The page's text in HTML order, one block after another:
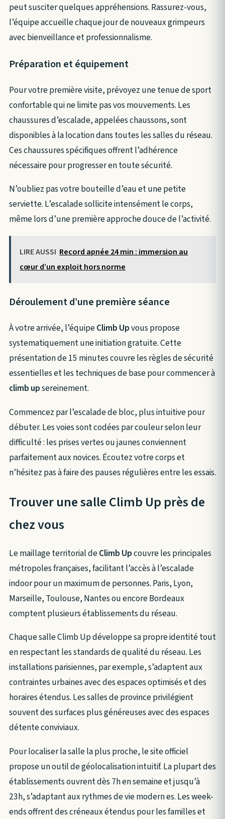
peut susciter quelques appréhensions. Rassurez-vous,
l’équipe accueille chaque jour de nouveaux grimpeurs
avec bienveillance et professionnalisme.
Préparation et équipement
Pour votre première visite, prévoyez une tenue de sport
confortable qui ne limite pas vos mouvements. Les
chaussures d’escalade, appelées chaussons, sont
disponibles à la location dans toutes les salles du réseau.
Ces chaussures spécifiques offrent l’adhérence
nécessaire pour progresser en toute sécurité.
N’oubliez pas votre bouteille d’eau et une petite
serviette. L’escalade sollicite intensément le corps,
même lors d’une première approche douce de l’activité.
LIRE AUSSI Record apnée 24 min : immersion au
cœur d’un exploit hors norme
Déroulement d’une première séance
À votre arrivée, l’équipeClimb Upvous propose
systematiquement une initiation gratuite. Cette
présentation de 15 minutes couvre les règles de sécurité
essentielles et les techniques de base pour commencer à
climb upsereinement.
Commencez par l’escalade de bloc, plus intuitive pour
débuter. Les voies sont codées par couleur selon leur
difficulté : les prises vertes ou jaunes conviennent
parfaitement aux novices. Écoutez votre corps et
n’hésitez pas à faire des pauses régulières entre les essais.
Trouver une salle Climb Up près de
chez vous
Le maillage territorial deClimb Upcouvre les principales
métropoles françaises, facilitant l’accès à l’escalade
indoor pour un maximum de personnes. Paris, Lyon,
Marseille, Toulouse, Nantes ou encore Bordeaux
comptent plusieurs établissements du réseau.
Chaque salle Climb Up développe sa propre identité tout
en respectant les standards de qualité du réseau. Les
installations parisiennes, par exemple, s’adaptent aux
contraintes urbaines avec des espaces optimisés et des
horaires étendus. Les salles de province privilégient
souvent des surfaces plus généreuses avec des espaces
détente conviviaux.
Pour localiser la salle la plus proche, le site officiel
propose un outil de géolocalisation intuitif. La plupart des
établissements ouvrent dès 7h en semaine et jusqu’à
23h, s’adaptant aux rythmes de vie modern es. Les week-
ends offrent des créneaux étendus pour les familles et